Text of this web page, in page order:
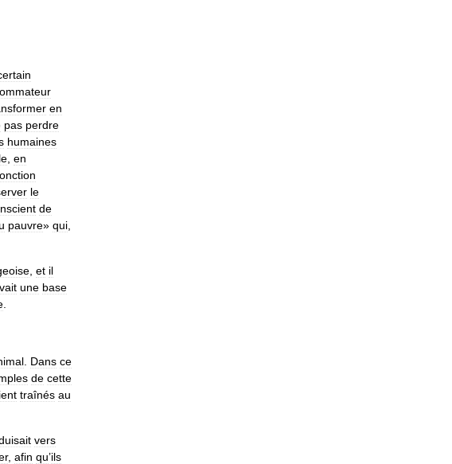
en
pas perdre
humaines
en
le
de
pauvre» qui
et il
une base
Dans ce
de cette
traînés au
vers
, afin qu’ils